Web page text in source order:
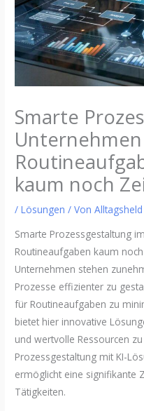
Smarte
Unternehmen
kaum noch
/Lösungen / VonAlltagsheld
Smarte Prozessgestaltung
Routineaufgaben kaum
Unternehmen stehen
Prozesse effizienter zu
für Routineaufgaben zu
bietet hier innovative
und wertvolle Ressourcen
Prozessgestaltung mit KI-
ermöglicht eine signifikante
Tätigkeiten.